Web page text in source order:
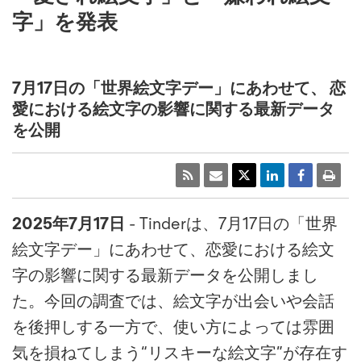
字」を発表
7月17日の「世界絵文字デー」にあわせて、 恋
愛における絵文字の影響に関する最新データ
を公開
2025年7月 17 日 - Tinderは、7月17日の「世界
絵文字デー」にあわせて、恋愛における絵文
字の影響に関する最新データを公開しまし
た。今回の調査では、絵文字が出会いや会話
を後押しする一方で、使い方によっては雰囲
気を損ねてしまう“リスキーな絵文字”が存在す